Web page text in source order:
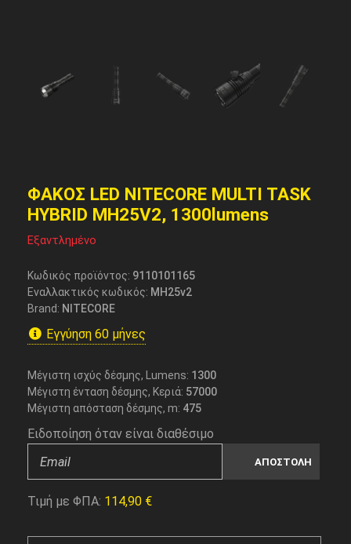
ΦΑΚΟΣ LED NITECORE MULTI TASK
HYBRID MH25V2, 1300lumens
Εξαντλημένο
Κωδικός προϊόντος: 9110101165
Εναλλακτικός κωδικός: MH25v2
Brand: NITECORE
Εγγύηση 60 μήνες
Μέγιστη ισχύς δέσμης, Lumens: 1300
Μέγιστη ένταση δέσμης, Κεριά: 57000
Μέγιστη απόσταση δέσμης, m: 475
Ειδοποίηση όταν είναι διαθέσιμο
Τιμή με ΦΠΑ: 114,90 €